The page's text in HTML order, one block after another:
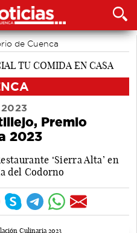
de Cuenca
2023
Premio
2023
‘Sierra Alta’ en
del Codorno